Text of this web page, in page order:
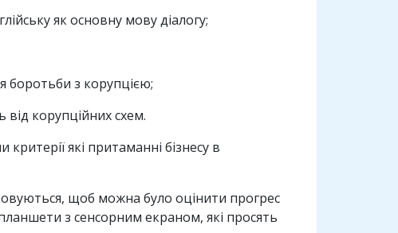
як основну мову діалогу;
боротьби з корупцією;
від корупційних схем.
які притаманні бізнесу в
щоб можна було оцінити прогрес
з сенсорним екраном, які просять